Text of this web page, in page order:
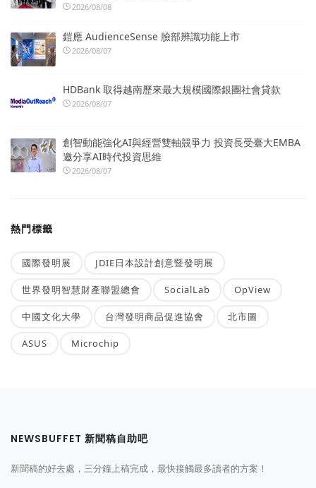
2026/08/08
鎧應 AudienceSense 臉部辨識功能上市
2026/08/07
HDBank 取得越南歷來最大規模國際銀團社會貸款
2026/08/07
創智動能強化AI與經營雙軸競爭力 投資長受臺大EMBA
邀分享AI時代投資思維
2026/08/07
熱門標籤
國際發明展 JDIE日本設計創意暨發明展
世界發明智慧財產聯盟總會 SocialLab OpView
中國文化大學 台灣發明商品促進協會 北市圖
ASUS Microchip
NEWSBUFFET 新聞稿自助吧
新聞稿的好去處，三分鐘上稿完成，最快接觸最多讀者的方案！